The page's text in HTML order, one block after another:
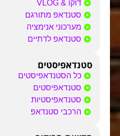
דוקו & VLOG
סטנדאפ מתורגם
מערכוני אנימציה
סטנדאפ לדתיים
סטנדאפיסטים
כל הסטנדאפיסטים
סטנדאפיסטים
סטנדאפיסטיות
הרכבי סטנדאפ